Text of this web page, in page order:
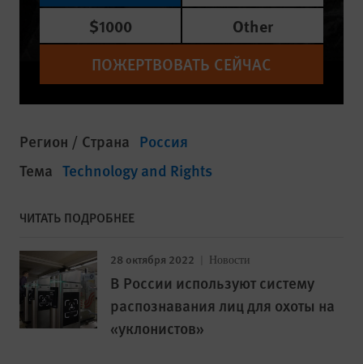
$1000
Other
ПОЖЕРТВОВАТЬ СЕЙЧАС
Регион / Страна Россия
Тема Technology and Rights
ЧИТАТЬ ПОДРОБНЕЕ
28 октября 2022 Новости
В России используют систему
распознавания лиц для охоты на
«уклонистов»